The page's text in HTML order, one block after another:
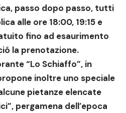
passo dopo passo, tutti
alle ore 18:00, 19:15 e
fino ad esaurimento
la prenotazione.
“Lo Schiaffo”, in
inoltre uno speciale
pietanze elencate
, pergamena dell’epoca